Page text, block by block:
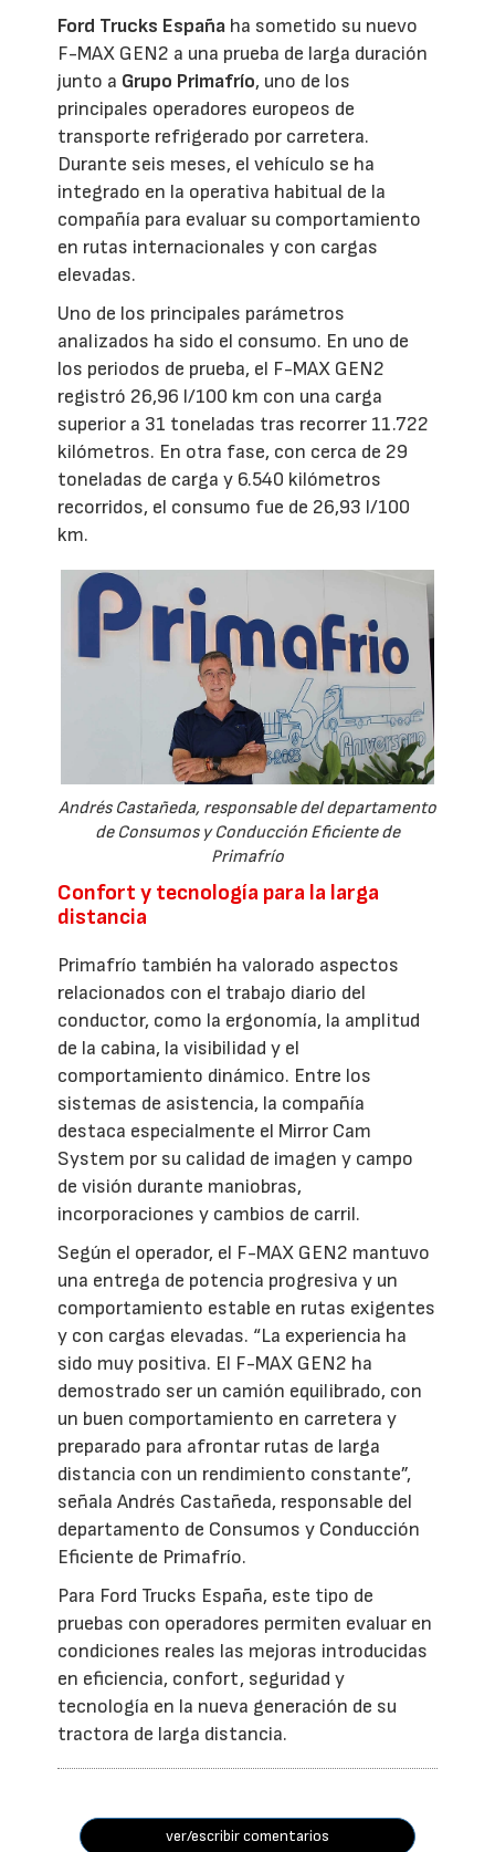
Ford Trucks España ha sometido su nuevo
F-MAX GEN2 a una prueba de larga duración
junto a Grupo Primafrío, uno de los
principales operadores europeos de
transporte refrigerado por carretera.
Durante seis meses, el vehículo se ha
integrado en la operativa habitual de la
compañía para evaluar su comportamiento
en rutas internacionales y con cargas
elevadas.
Uno de los principales parámetros
analizados ha sido el consumo. En uno de
los periodos de prueba, el F-MAX GEN2
registró 26,96 l/100 km con una carga
superior a 31 toneladas tras recorrer 11.722
kilómetros. En otra fase, con cerca de 29
toneladas de carga y 6.540 kilómetros
recorridos, el consumo fue de 26,93 l/100
km.
Andrés Castañeda, responsable del departamento
de Consumos y Conducción Eficiente de
Primafrío
Confort y tecnología para la larga
distancia
Primafrío también ha valorado aspectos
relacionados con el trabajo diario del
conductor, como la ergonomía, la amplitud
de la cabina, la visibilidad y el
comportamiento dinámico. Entre los
sistemas de asistencia, la compañía
destaca especialmente el Mirror Cam
System por su calidad de imagen y campo
de visión durante maniobras,
incorporaciones y cambios de carril.
Según el operador, el F-MAX GEN2 mantuvo
una entrega de potencia progresiva y un
comportamiento estable en rutas exigentes
y con cargas elevadas. “La experiencia ha
sido muy positiva. El F-MAX GEN2 ha
demostrado ser un camión equilibrado, con
un buen comportamiento en carretera y
preparado para afrontar rutas de larga
distancia con un rendimiento constante”,
señala Andrés Castañeda, responsable del
departamento de Consumos y Conducción
Eficiente de Primafrío.
Para Ford Trucks España, este tipo de
pruebas con operadores permiten evaluar en
condiciones reales las mejoras introducidas
en eficiencia, confort, seguridad y
tecnología en la nueva generación de su
tractora de larga distancia.
ver/escribir comentarios